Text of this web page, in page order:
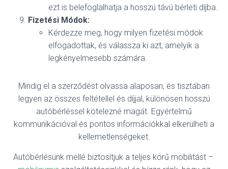
ezt is belefoglalhatja a hosszú távú bérleti díjba.
Fizetési Módok:
Kérdezze meg, hogy milyen fizetési módok
elfogadottak, és válassza ki azt, amelyik a
legkényelmesebb számára.
Mindig el a szerződést olvassa alaposan, és tisztában
legyen az összes feltétellel és díjjal, különösen hosszú
autóbérléssel kötelezné magát. Egyértelmű
kommunikációval és pontos információkkal elkerülheti a
kellemetlenségeket.
Autóbérlésünk mellé biztosítjuk a teljes körű mobilitást –